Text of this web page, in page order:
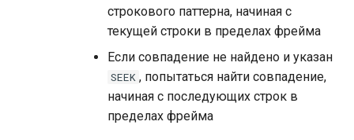
строкового паттерна, начиная с
текущей строки в пределах фрейма
Если совпадение не найдено и указан
SEEK , попытаться найти совпадение,
начиная с последующих строк в
пределах фрейма